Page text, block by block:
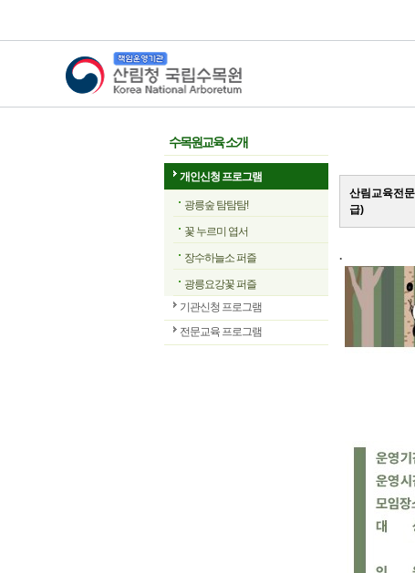
산림청 국립수목원
수목원교육 소개
개인신청 프로그램
광릉숲 탐탐탐!
꽃 누르미 엽서
장수하늘소 퍼즐
광릉요강꽃 퍼즐
기관신청 프로그램
전문교육 프로그램
산림교육전
급)
.